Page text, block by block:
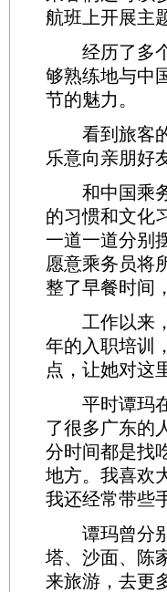
航班上开展主
经历了多个
够熟练地与中
节的魅力。
看到旅客的
乐意向亲朋好
和中国乘务
的习惯和文化
一道一道分别
愿意乘务员将
整了早餐时间
工作以来，
年的入职培训
点，让她对这
平时谭玛在
了很多广东的
分时间都是找
地方。我喜欢
我还经常带些
谭玛曾分别
塔、沙面、陈
来旅游，去更